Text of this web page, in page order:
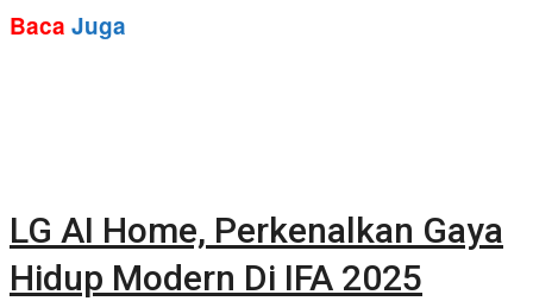
Baca Juga
LG AI Home, Perkenalkan Gaya
Hidup Modern Di IFA 2025